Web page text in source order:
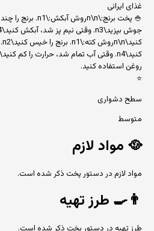
غذای ایرانی
روغن استفاده کنید.
⭐
سطح دشواری
متوسط
🥘 مواد لازم
مواد لازم در دستور پخت ذکر شده است.
👨‍🍳 طرز تهیه